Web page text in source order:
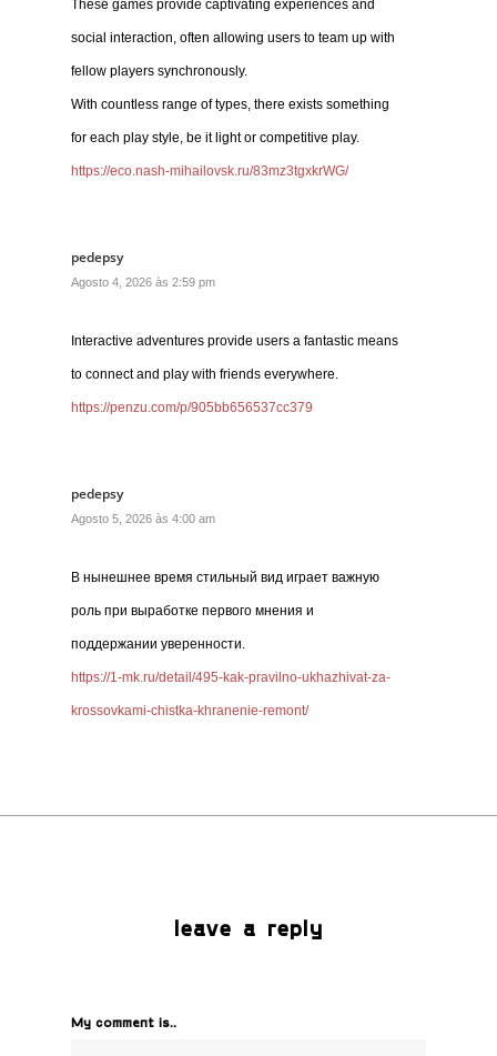
These games provide captivating experiences and
social interaction, often allowing users to team up with
fellow players synchronously.
With countless range of types, there exists something
for each play style, be it light or competitive play.
https://eco.nash-mihailovsk.ru/83mz3tgxkrWG/
pedepsy
Agosto 4, 2026 às 2:59 pm
Interactive adventures provide users a fantastic means
to connect and play with friends everywhere.
https://penzu.com/p/905bb656537cc379
pedepsy
Agosto 5, 2026 às 4:00 am
В нынешнее время стильный вид играет важную
роль при выработке первого мнения и
поддержании уверенности.
https://1-mk.ru/detail/495-kak-pravilno-ukhazhivat-za-
krossovkami-chistka-khranenie-remont/
leave a reply
My comment is..